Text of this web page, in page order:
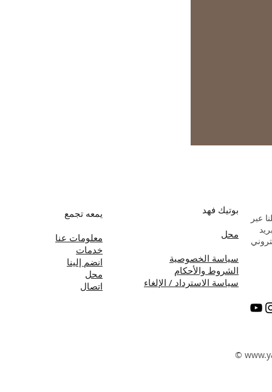
يمعه تجمع
معلومات عنا
خدمات
انضم إلينا
محل
اتصال
بوتيك فهد
محل
سياسة الخصوصية
الشروط والأحكام
سياسة الاسترداد / الإلغاء
عبر
©